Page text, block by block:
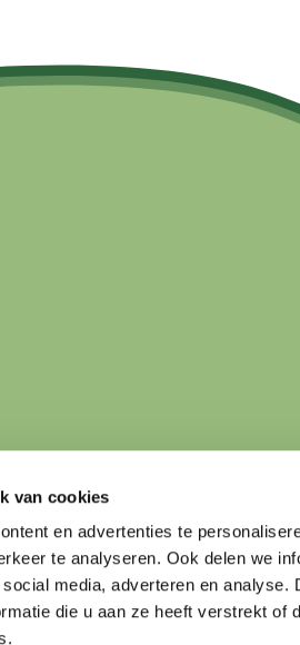
van cookies
en advertenties te
te analyseren. Ook delen we
media, adverteren en analyse.
die u aan ze heeft verstrekt of